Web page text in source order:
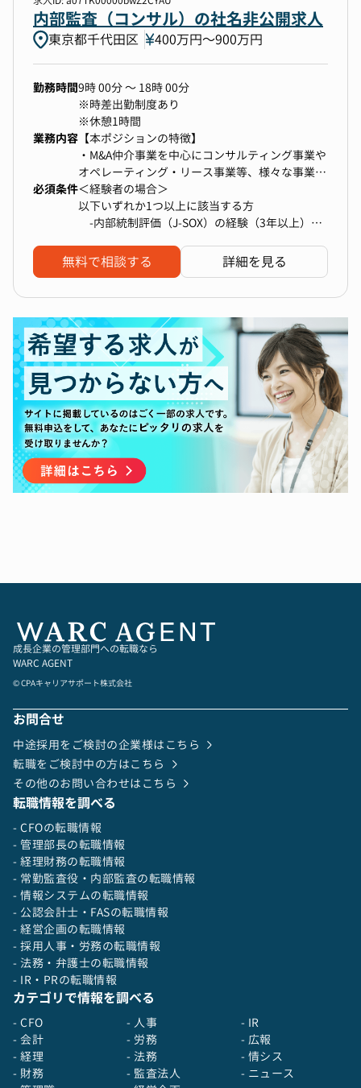
・内部監査の計画策定、実施
・社長への監査結果報告
・指摘事項へのフォローアップ業務
2．J-SOX評価
・内部統制（J-OX）評価の計画立案、実施
・監査法人との協議
3．各部署との連携
・リスクマネジメントコンプライアンス管理部門
等との連携業務
・監査等委員、監査法人との三様監査
▼ポジションの魅力
・経営層に近い立場で会社全体を俯瞰しながら、
ガバナンス・リスク管理・内部統制を支えるポジ
ションです。
単なるチェック機能に留まらず、業務改善や効率
化の提案を通じて、会社の成長に直接貢献できる
やりがいがあります。
・会計や監査の専門性を磨くことはもちろん、海
外拠点監査にも携わることが可能なため、
グローバルに活躍できるキャリアパスを手に入れ
ることができます。
・コーチング事業を営んでいることもあり、社員
◆組織構成
引継ぎ期間を終えて独り立ちしてからは基本一人
しかしながら、コーポレート部門（経理、人事、
法務など）とは席も近く
内部監査（コンサル）の社名非公開求人
東京都千代田区 400万円〜900万円
勤務時間9時 00分 ～ 18時 00分
※時差出勤制度あり
※休憩1時間
業務内容 【本ポジションの特徴】
・M&A仲介事業を中心にコンサルティング事業や
オペレーティング・リース事業等、様々な事業を
展開している会社で幅広い業務経験を積むことが
可能です。
・監査法人出身の会計士や、弁護士等のOJTを受
施と報告まで全ての業務フローを主体的に一貫し
て行う事ができ、自ら考え推進していきたい方に
ざいません。
・様々なバックグラウンドを持つ優秀な社員が多
く、また、中途入社者が多いため、風通し良くコ
ミュニケーションの取りやすい環境です。
【業務内容】
監査法人出身の会計士のOJTのもと、内部統制・
内部監査担当として、M&A仲介・テック企業グル
ープにおける業務全般に携わっていただく予定で
す。
・年間監査計画の策定
・監査の実施（インタビュー・ドキュメントレビ
・監査報告書の作成、経営者報告
・海外拠点の財務報告・SOXに係るリスクアセス
・その他、ガバナンス強化に関する業務
必須条件＜経験者の場合＞
以下いずれか1つ以上に該当する方
-内部統制評価（J-SOX）の経験（3年以上）
-監査法人等の業務経験（3年以上）
無料で相談する 詳細を見る
成長企業の管理部門への転職なら
WARC AGENT
© CPAキャリアサポート株式会社
お問合せ
中途採用をご検討の企業様はこちら
転職をご検討中の方はこちら
その他のお問い合わせはこちら
転職情報を調べる
- CFOの転職情報
- 管理部長の転職情報
- 経理財務の転職情報
- 常勤監査役・内部監査の転職情報
- 情報システムの転職情報
- 公認会計士・FASの転職情報
- 経営企画の転職情報
- 採用人事・労務の転職情報
- 法務・弁護士の転職情報
- IR・PRの転職情報
カテゴリで情報を調べる
- CFO
- 会計
- 経理
- 財務
- 人事
- 労務
- 法務
- 監査法人
- IR
- 広報
- 情シス
- ニュース